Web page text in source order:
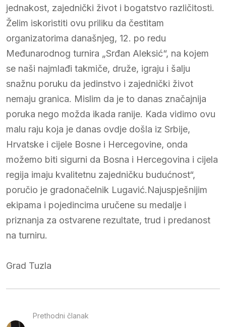
jednakost, zajednički život i bogatstvo različitosti.
Želim iskoristiti ovu priliku da čestitam
organizatorima današnjeg, 12. po redu
Međunarodnog turnira „Srđan Aleksić“, na kojem
se naši najmlađi takmiče, druže, igraju i šalju
snažnu poruku da jedinstvo i zajednički život
nemaju granica. Mislim da je to danas značajnija
poruka nego možda ikada ranije. Kada vidimo ovu
malu raju koja je danas ovdje došla iz Srbije,
Hrvatske i cijele Bosne i Hercegovine, onda
možemo biti sigurni da Bosna i Hercegovina i cijela
regija imaju kvalitetnu zajedničku budućnost“,
poručio je gradonačelnik Lugavić.Najuspješnijim
ekipama i pojedincima uručene su medalje i
priznanja za ostvarene rezultate, trud i predanost
na turniru.
Grad Tuzla
Prethodni članak